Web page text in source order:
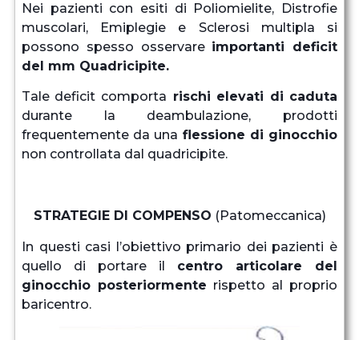
Nei pazienti con esiti di Poliomielite, Distrofie
muscolari, Emiplegie e Sclerosi multipla si
possono spesso osservare importanti deficit
del mm Quadricipite.
Tale deficit comporta rischi elevati di caduta
durante la deambulazione, prodotti
frequentemente da una flessione di ginocchio
non controllata dal quadricipite.
STRATEGIE DI COMPENSO (Patomeccanica)
In questi casi l’obiettivo primario dei pazienti è
quello di portare il centro articolare del
ginocchio posteriormente rispetto al proprio
baricentro.